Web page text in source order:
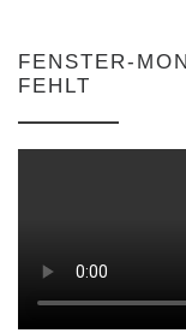
FENSTER-
FEHLT